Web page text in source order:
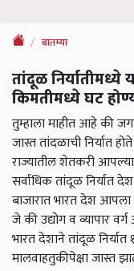
बातम्या
तांदूळ निर्यातीमध्ये
किमतीमध्ये घट
तुम्हाला माहीत आहे की
जास्त तांदळाची निर्यात
राज्यातील शेतकरी
सर्वाधिक तांदूळ निर्यात
बाजारात भारत देश
जे की उद्योग व व्यापार
भारत देशाने तांदूळ
मालवाहतुकीपेक्षा जास्त